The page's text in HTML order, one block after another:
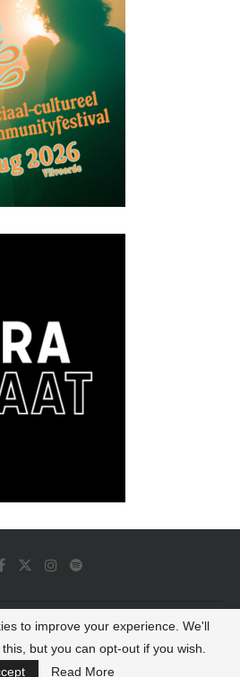
Dash All Rights Reserved
BACK TO TOP
to improve your experience. We'll
but you can opt-out if you wish.
Read More